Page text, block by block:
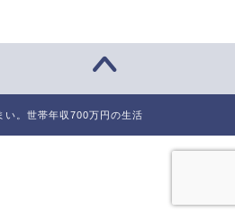
。世帯年収700万円の生活